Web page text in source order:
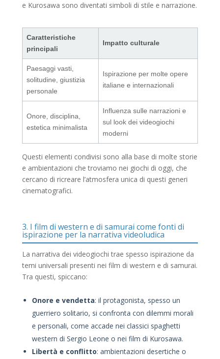
e Kurosawa sono diventati simboli di stile e narrazione.
Caratteristiche
principali
Impatto culturale
Paesaggi vasti,
solitudine, giustizia
personale
Ispirazione per molte opere
italiane e internazionali
Onore, disciplina,
estetica minimalista
Influenza sulle narrazioni e
sul look dei videogiochi
moderni
Questi elementi condivisi sono alla base di molte storie
e ambientazioni che troviamo nei giochi di oggi, che
cercano di ricreare l’atmosfera unica di questi generi
cinematografici.
3. I film di western e di samurai come fonti di
ispirazione per la narrativa videoludica
La narrativa dei videogiochi trae spesso ispirazione da
temi universali presenti nei film di western e di samurai.
Tra questi, spiccano:
Onore e vendetta: il protagonista, spesso un
guerriero solitario, si confronta con dilemmi morali
e personali, come accade nei classici spaghetti
western di Sergio Leone o nei film di Kurosawa.
Libertà e conflitto: ambientazioni desertiche o